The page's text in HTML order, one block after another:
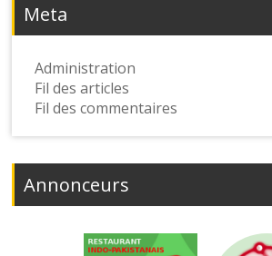
Meta
Administration
Fil des articles
Fil des commentaires
Annonceurs